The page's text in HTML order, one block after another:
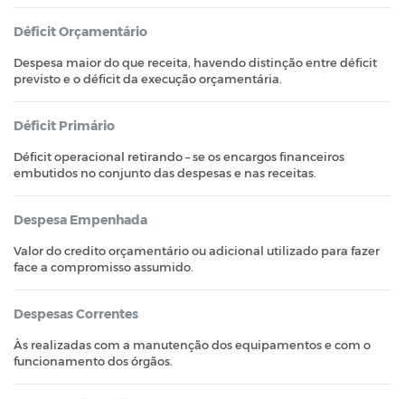
Déficit Orçamentário
Despesa maior do que receita, havendo distinção entre déficit
previsto e o déficit da execução orçamentária.
Déficit Primário
Déficit operacional retirando – se os encargos financeiros
embutidos no conjunto das despesas e nas receitas.
Despesa Empenhada
Valor do credito orçamentário ou adicional utilizado para fazer
face a compromisso assumido.
Despesas Correntes
Às realizadas com a manutenção dos equipamentos e com o
funcionamento dos órgãos.